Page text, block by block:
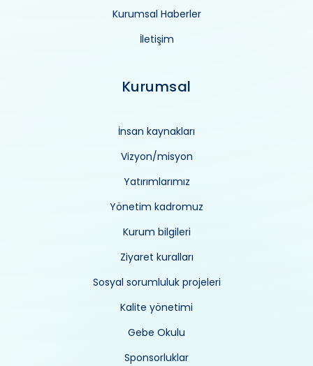
Kurumsal Haberler
İletişim
Kurumsal
İnsan kaynakları
Vizyon/misyon
Yatırımlarımız
Yönetim kadromuz
Kurum bilgileri
Ziyaret kuralları
Sosyal sorumluluk projeleri
Kalite yönetimi
Gebe Okulu
Sponsorluklar